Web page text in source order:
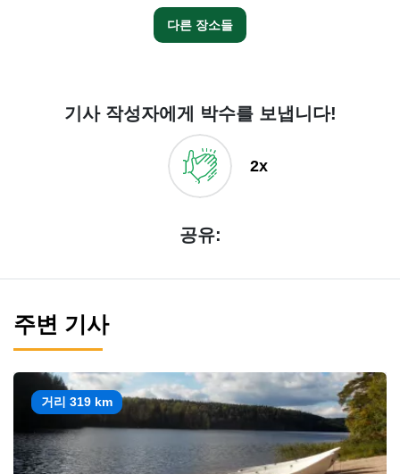
다른 장소들
기사 작성자에게 박수를 보냅니다!
2x
공유:
주변 기사
거리 319 km